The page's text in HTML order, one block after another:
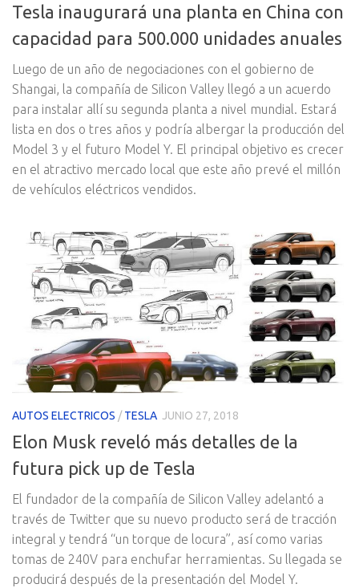
Tesla inaugurará una planta en China con
capacidad para 500.000 unidades anuales
Luego de un año de negociaciones con el gobierno de
Shangai, la compañía de Silicon Valley llegó a un acuerdo
para instalar allí su segunda planta a nivel mundial. Estará
lista en dos o tres años y podría albergar la producción del
Model 3 y el futuro Model Y. El principal objetivo es crecer
en el atractivo mercado local que este año prevé el millón
de vehículos eléctricos vendidos.
AUTOS ELECTRICOS /TESLA JUNIO 27, 2018
Elon Musk reveló más detalles de la
futura pick up de Tesla
El fundador de la compañía de Silicon Valley adelantó a
través de Twitter que su nuevo producto será de tracción
integral y tendrá “un torque de locura”, así como varias
tomas de 240V para enchufar herramientas. Su llegada se
producirá después de la presentación del Model Y.